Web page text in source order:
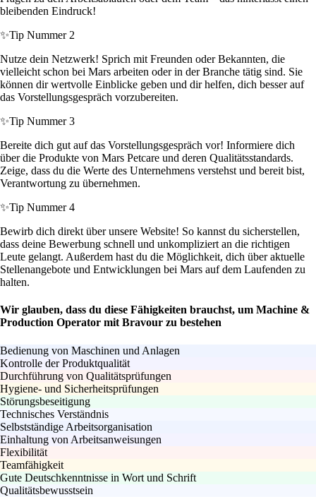
bleibenden Eindruck!
✨Tip Nummer 2
Nutze dein Netzwerk! Sprich mit Freunden oder Bekannten, die
vielleicht schon bei Mars arbeiten oder in der Branche tätig sind. Sie
können dir wertvolle Einblicke geben und dir helfen, dich besser auf
das Vorstellungsgespräch vorzubereiten.
✨Tip Nummer 3
Bereite dich gut auf das Vorstellungsgespräch vor! Informiere dich
über die Produkte von Mars Petcare und deren Qualitätsstandards.
Zeige, dass du die Werte des Unternehmens verstehst und bereit bist,
Verantwortung zu übernehmen.
✨Tip Nummer 4
Bewirb dich direkt über unsere Website! So kannst du sicherstellen,
dass deine Bewerbung schnell und unkompliziert an die richtigen
Leute gelangt. Außerdem hast du die Möglichkeit, dich über aktuelle
Stellenangebote und Entwicklungen bei Mars auf dem Laufenden zu
halten.
Wir glauben, dass du diese Fähigkeiten brauchst, um Machine &
Production Operator mit Bravour zu bestehen
Bedienung von Maschinen und Anlagen
Kontrolle der Produktqualität
Durchführung von Qualitätsprüfungen
Hygiene- und Sicherheitsprüfungen
Störungsbeseitigung
Technisches Verständnis
Selbstständige Arbeitsorganisation
Einhaltung von Arbeitsanweisungen
Flexibilität
Teamfähigkeit
Gute Deutschkenntnisse in Wort und Schrift
Qualitätsbewusstsein